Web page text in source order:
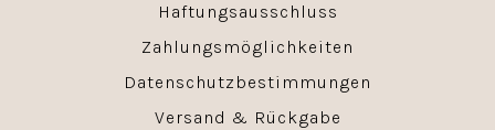
Haftungsausschluss
Zahlungsmöglichkeiten
Datenschutzbestimmungen
Versand & Rückgabe